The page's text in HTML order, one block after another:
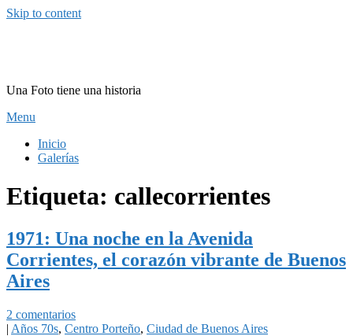
Skip to content
Una Foto tiene una historia
Menu
Inicio
Galerías
Etiqueta: callecorrientes
1971: Una noche en la Avenida
Corrientes, el corazón vibrante de Buenos
Aires
2 comentarios
| Años 70s, Centro Porteño, Ciudad de Buenos Aires